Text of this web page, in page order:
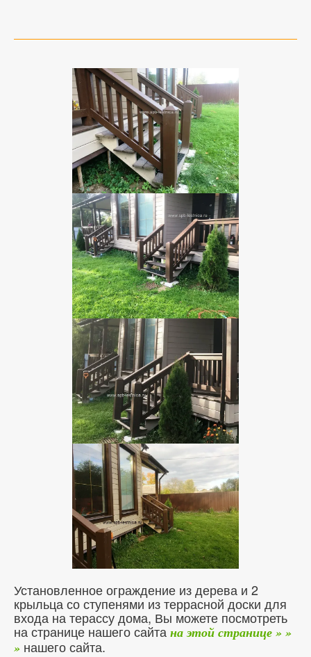
Установленное ограждение из дерева и 2
крыльца со ступенями из террасной доски для
входа на терассу дома, Вы можете посмотреть
на странице нашего сайта на этой странице » »
» нашего сайта.